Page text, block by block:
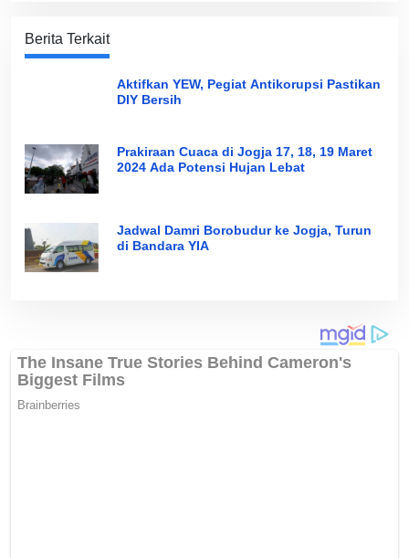
Berita Terkait
Aktifkan YEW, Pegiat Antikorupsi Pastikan
DIY Bersih
Prakiraan Cuaca di Jogja 17, 18, 19 Maret
2024 Ada Potensi Hujan Lebat
Jadwal Damri Borobudur ke Jogja, Turun
di Bandara YIA